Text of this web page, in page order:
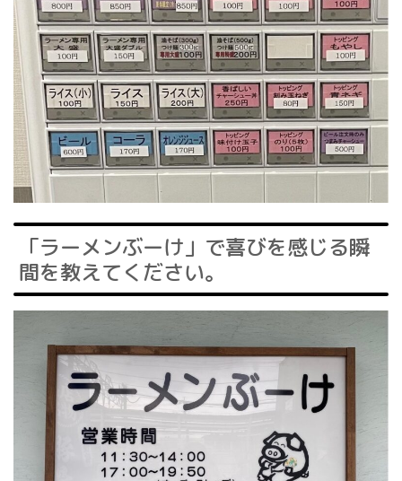
「ラーメンぶーけ」で喜びを感じる瞬
間を教えてください。